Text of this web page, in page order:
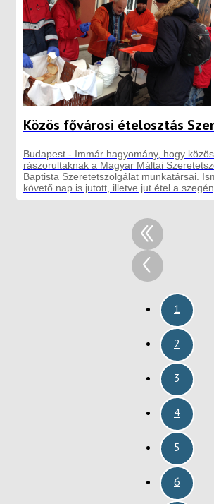
Közös fővárosi ételosztás
Budapest - Immár hagyomány, hogy
rászorultaknak a Magyar Máltai
Baptista Szeretetszolgálat munkatársai.
követő nap is jutott, illetve jut étel a
1
2
3
4
5
6